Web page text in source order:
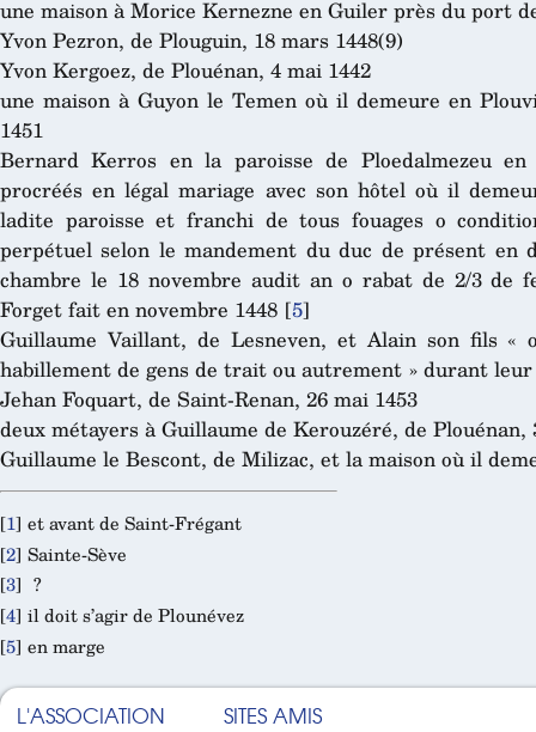
une maison à Morice Kernezne en Guiler près du port
Yvon Pezron, de Plouguin, 18 mars 1448(9)
Yvon Kergoez, de Plouénan, 4 mai 1442
une maison à Guyon le Temen où il demeure en
1451
Bernard Kerros en la paroisse de Ploedalmezeu
procréés en légal mariage avec son hôtel où il
ladite paroisse et franchi de tous fouages o
perpétuel selon le mandement du duc de présent
chambre le 18 novembre audit an o rabat de 2/3 de
Forget fait en novembre 1448 [5]
Guillaume Vaillant, de Lesneven, et Alain son fils
habillement de gens de trait ou autrement » durant
Jehan Foquart, de Saint-Renan, 26 mai 1453
deux métayers à Guillaume de Kerouzéré, de Plouénan,
Guillaume le Bescont, de Milizac, et la maison où il
[1] et avant de Saint-Frégant
[2] Sainte-Sève
[3] ?
[4] il doit s’agir de Plounévez
[5] en marge
L'ASSOCIATION SITES AMIS